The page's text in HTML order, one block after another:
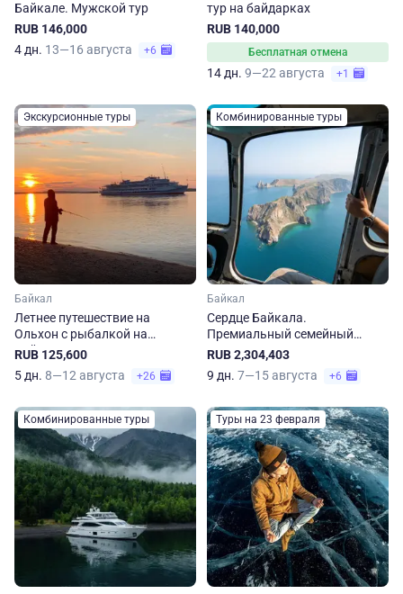
Байкале. Мужской тур
RUB 146,000
4 дн. 13—16 августа +6
тур на байдарках
RUB 140,000
Бесплатная отмена
14 дн. 9—22 августа +1
Экскурсионные туры
Байкал
Летнее путешествие на
Ольхон с рыбалкой на
Байкале
RUB 125,600
5 дн. 8—12 августа +26
Комбинированные туры
Байкал
Сердце Байкала.
Премиальный семейный
отдых
RUB 2,304,403
9 дн. 7—15 августа +6
Комбинированные туры Туры на 23 февраля